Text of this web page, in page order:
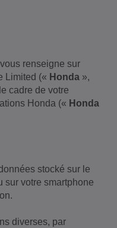
renseigne sur
Limited (« Honda »,
cadre de votre
Honda (« Honda
stocké sur le
sur votre smartphone
diverses, par